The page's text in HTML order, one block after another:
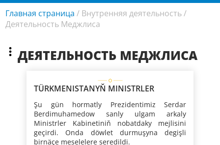
Главная страница / Внутренняя деятельность/
Деятельность Меджлиса
ДЕЯТЕЛЬНОСТЬ МЕДЖЛИСА
TÜRKMENISTANYŇ MINISTRLER
KABINETINIŇ MEJLISI
Şu gün hormatly Prezidentimiz Serdar
Berdimuhamedow sanly ulgam arkaly
Ministrler Kabinetiniň nobatdaky mejlisini
geçirdi. Onda döwlet durmuşyna degişli
birnäçe meselelere seredildi.